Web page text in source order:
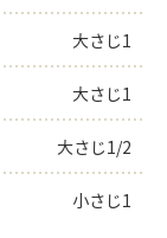
大さじ1
大さじ1
大さじ1/2
小さじ1